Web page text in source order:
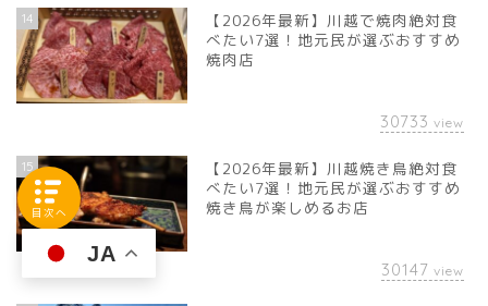
14
【2026年最新】川越で焼肉絶対食
べたい7選！地元民が選ぶおすすめ
焼肉店
30733 view
15
【2026年最新】川越焼き鳥絶対食
べたい7選！地元民が選ぶおすすめ
焼き鳥が楽しめるお店
30147 view
JA
目次へ